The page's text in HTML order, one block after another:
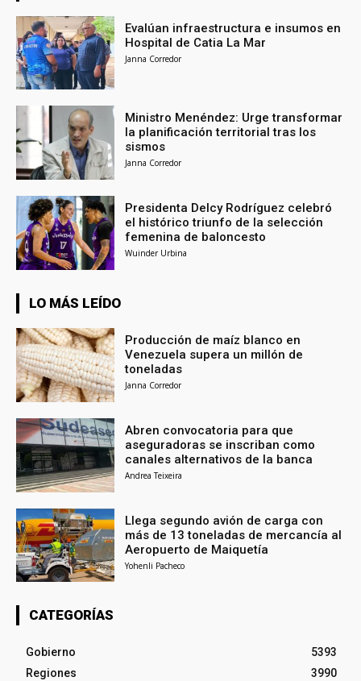
Evalúan infraestructura e insumos en
Hospital de Catia La Mar
Janna Corredor
Ministro Menéndez: Urge transformar
la planificación territorial tras los
sismos
Janna Corredor
Presidenta Delcy Rodríguez celebró
el histórico triunfo de la selección
femenina de baloncesto
Wuinder Urbina
LO MÁS LEÍDO
Producción de maíz blanco en
Venezuela supera un millón de
toneladas
Janna Corredor
Abren convocatoria para que
aseguradoras se inscriban como
canales alternativos de la banca
Andrea Teixeira
Llega segundo avión de carga con
más de 13 toneladas de mercancía al
Aeropuerto de Maiquetía
Yohenli Pacheco
CATEGORÍAS
Gobierno
5393
Regiones
3990